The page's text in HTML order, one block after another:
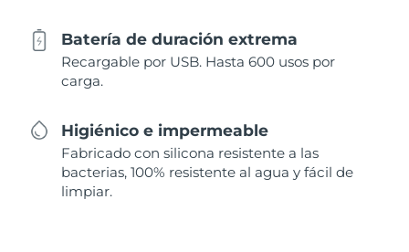
Batería de duración extrema
Recargable por USB. Hasta 600 usos por
carga.
Higiénico e impermeable
Fabricado con silicona resistente a las
bacterias, 100% resistente al agua y fácil de
limpiar.